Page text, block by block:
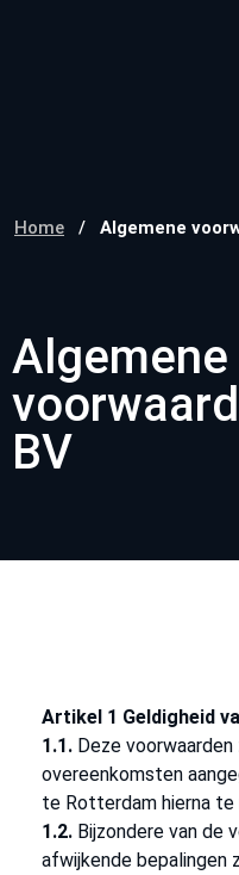
Home / Algemene
Algemene
BV
Artikel 1 Geldigheid
1.1. Deze
overeenkomsten
te Rotterdam hierna te
1.2. Bijzondere van de
afwijkende bepalingen